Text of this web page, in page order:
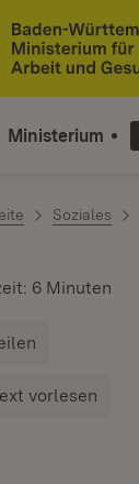
Startseite
Ministerium
Soziales
6 Minuten
vorlesen